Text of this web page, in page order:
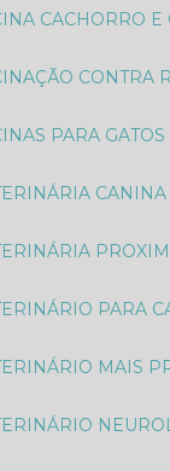
CACHORRO E
CONTRA
PARA
PARA
MAIS